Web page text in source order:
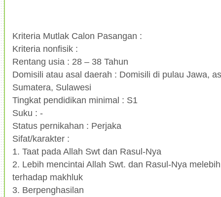
Kriteria Mutlak Calon Pasangan :
Kriteria nonfisik :
Rentang usia : 28 – 38 Tahun
Domisili atau asal daerah : Domisili di pulau Jawa,
Sumatera, Sulawesi
Tingkat pendidikan minimal : S1
Suku : -
Status pernikahan : Perjaka
Sifat/karakter :
1. Taat pada Allah Swt dan Rasul-Nya
2. Lebih mencintai Allah Swt. dan Rasul-Nya
terhadap makhluk
3. Berpenghasilan